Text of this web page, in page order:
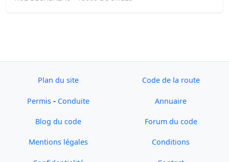
Plan du site Code de la route
Permis - Conduite Annuaire
Blog du code Forum du code
Mentions légales Conditions